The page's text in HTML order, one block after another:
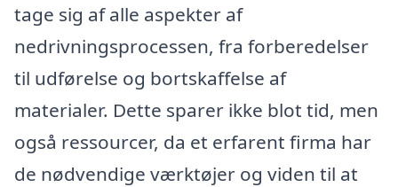
tage sig af alle aspekter af
nedrivningsprocessen, fra forberedelser
til udførelse og bortskaffelse af
materialer. Dette sparer ikke blot tid, men
også ressourcer, da et erfarent firma har
de nødvendige værktøjer og viden til at